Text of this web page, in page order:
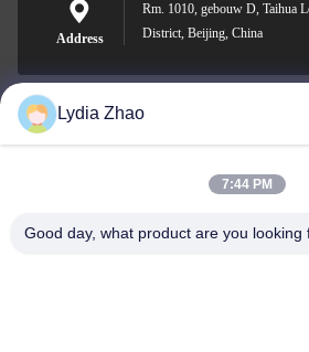
Address
Rm. 1010, gebouw D, Taihua
District, Beijing, China
jesingd@vip.sina.com
Lydia Zhao
7:44 PM
Good day, what product are you looking